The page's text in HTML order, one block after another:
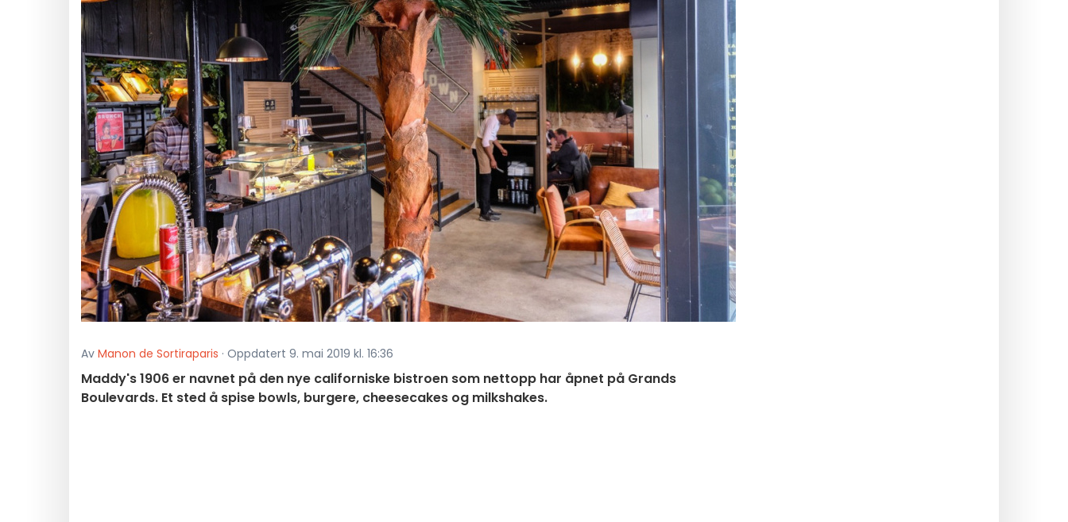
Av Manon de Sortiraparis · Oppdatert 9. mai 2019 kl. 16:36
Maddy's 1906 er navnet på den nye californiske bistroen som nettopp har åpnet på Grands
Boulevards. Et sted å spise bowls, burgere, cheesecakes og milkshakes.